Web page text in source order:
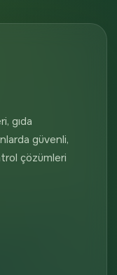
gıda
güvenli,
çözümleri